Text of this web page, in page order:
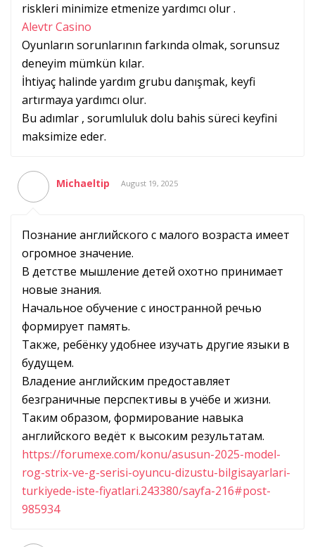
riskleri minimize etmenize yardımcı olur .
Alevtr Casino
Oyunların sorunlarının farkında olmak, sorunsuz
deneyim mümkün kılar.
İhtiyaç halinde yardım grubu danışmak, keyfi
artırmaya yardımcı olur.
Bu adımlar , sorumluluk dolu bahis süreci keyfini
maksimize eder.
Michaeltip August 19, 2025
Познание английского с малого возраста имеет
огромное значение.
В детстве мышление детей охотно принимает
новые знания.
Начальное обучение с иностранной речью
формирует память.
Также, ребёнку удобнее изучать другие языки в
будущем.
Владение английским предоставляет
безграничные перспективы в учёбе и жизни.
Таким образом, формирование навыка
английского ведёт к высоким результатам.
https://forumexe.com/konu/asusun-2025-model-
rog-strix-ve-g-serisi-oyuncu-dizustu-bilgisayarlari-
turkiyede-iste-fiyatlari.243380/sayfa-216#post-
985934